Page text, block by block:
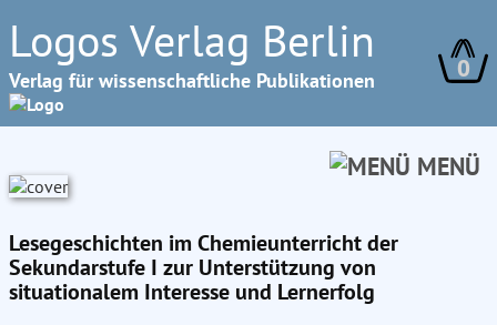
Logos Verlag Berlin
Verlag für wissenschaftliche Publikationen 0
MENÜ
Lesegeschichten im Chemieunterricht der
Sekundarstufe I zur Unterstützung von
situationalem Interesse und Lernerfolg